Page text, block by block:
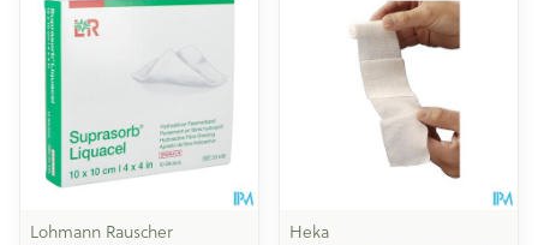
Lohmann Rauscher
Heka